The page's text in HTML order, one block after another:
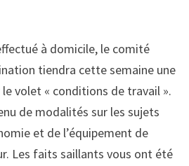
à domicile, le comité
tiendra cette semaine une
volet « conditions de travail ».
de modalités sur les sujets
et de l’équipement de
Les faits saillants vous ont été